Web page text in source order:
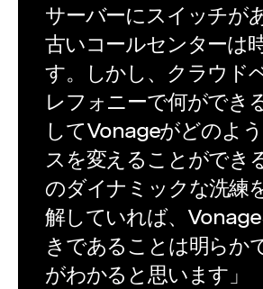
サーバーにスイッチが
古いコールセンターは
す。しかし、クラウド
レフォニーで何ができ
してVonageがどのよ
スを変えることができ
のダイナミックな洗練
解していれば、
きであることは明らか
がわかると思います」